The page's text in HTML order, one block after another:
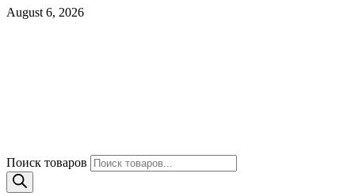
August 6, 2026
Поиск товаров